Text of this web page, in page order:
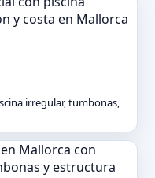
irregular, tumbonas,